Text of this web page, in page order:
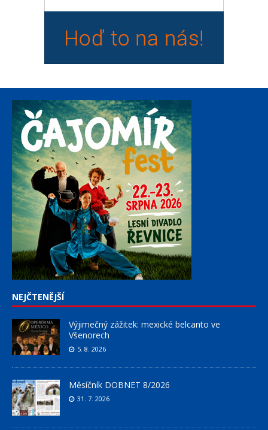
NEJČTENĚJŠÍ
Výjimečný zážitek: mexické belcanto ve
Všenorech
5. 8. 2026
Měsíčník DOBNET 8/2026
31. 7. 2026